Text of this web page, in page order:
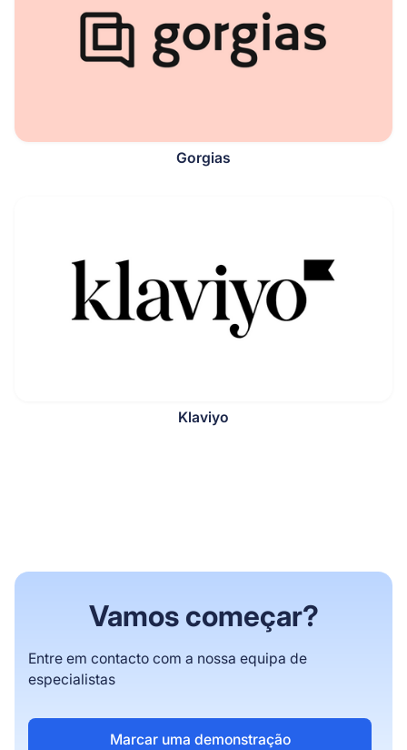
Gorgias
Klaviyo
Vamos começar?
Entre em contacto com a nossa equipa de
especialistas
Marcar uma demonstração